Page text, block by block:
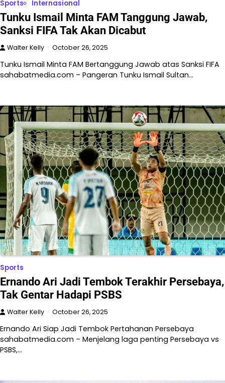
Sports Internasional
Tunku Ismail Minta FAM Tanggung Jawab,
Sanksi FIFA Tak Akan Dicabut
Walter Kelly October 26, 2025
Tunku Ismail Minta FAM Bertanggung Jawab atas Sanksi FIFA
sahabatmedia.com – Pangeran Tunku Ismail Sultan…
Sports
Ernando Ari Jadi Tembok Terakhir Persebaya,
Tak Gentar Hadapi PSBS
Walter Kelly October 26, 2025
Ernando Ari Siap Jadi Tembok Pertahanan Persebaya
sahabatmedia.com – Menjelang laga penting Persebaya vs
PSBS,…